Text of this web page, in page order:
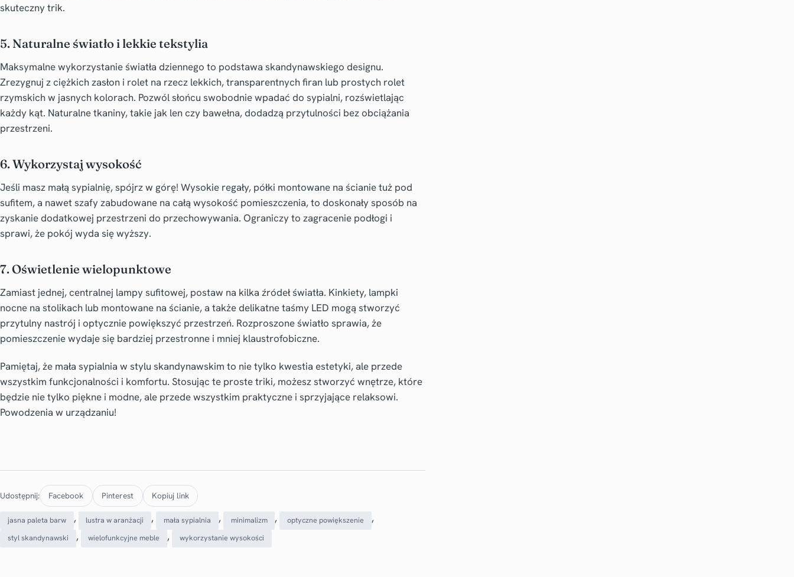
skuteczny trik.
5. Naturalne światło i lekkie tekstylia
Maksymalne wykorzystanie światła dziennego to podstawa skandynawskiego designu.
Zrezygnuj z ciężkich zasłon i rolet na rzecz lekkich, transparentnych firan lub prostych rolet
rzymskich w jasnych kolorach. Pozwól słońcu swobodnie wpadać do sypialni, rozświetlając
każdy kąt. Naturalne tkaniny, takie jak len czy bawełna, dodadzą przytulności bez obciążania
przestrzeni.
6. Wykorzystaj wysokość
Jeśli masz małą sypialnię, spójrz w górę! Wysokie regały, półki montowane na ścianie tuż pod
sufitem, a nawet szafy zabudowane na całą wysokość pomieszczenia, to doskonały sposób na
zyskanie dodatkowej przestrzeni do przechowywania. Ograniczy to zagracenie podłogi i
sprawi, że pokój wyda się wyższy.
7. Oświetlenie wielopunktowe
Zamiast jednej, centralnej lampy sufitowej, postaw na kilka źródeł światła. Kinkiety, lampki
nocne na stolikach lub montowane na ścianie, a także delikatne taśmy LED mogą stworzyć
przytulny nastrój i optycznie powiększyć przestrzeń. Rozproszone światło sprawia, że
pomieszczenie wydaje się bardziej przestronne i mniej klaustrofobiczne.
Pamiętaj, że mała sypialnia w stylu skandynawskim to nie tylko kwestia estetyki, ale przede
wszystkim funkcjonalności i komfortu. Stosując te proste triki, możesz stworzyć wnętrze, które
będzie nie tylko piękne i modne, ale przede wszystkim praktyczne i sprzyjające relaksowi.
Powodzenia w urządzaniu!
Udostępnij: Facebook Pinterest Kopiuj link
jasna paleta barw , lustra w aranżacji , mała sypialnia , minimalizm , optyczne powiększenie ,
styl skandynawski , wielofunkcyjne meble , wykorzystanie wysokości